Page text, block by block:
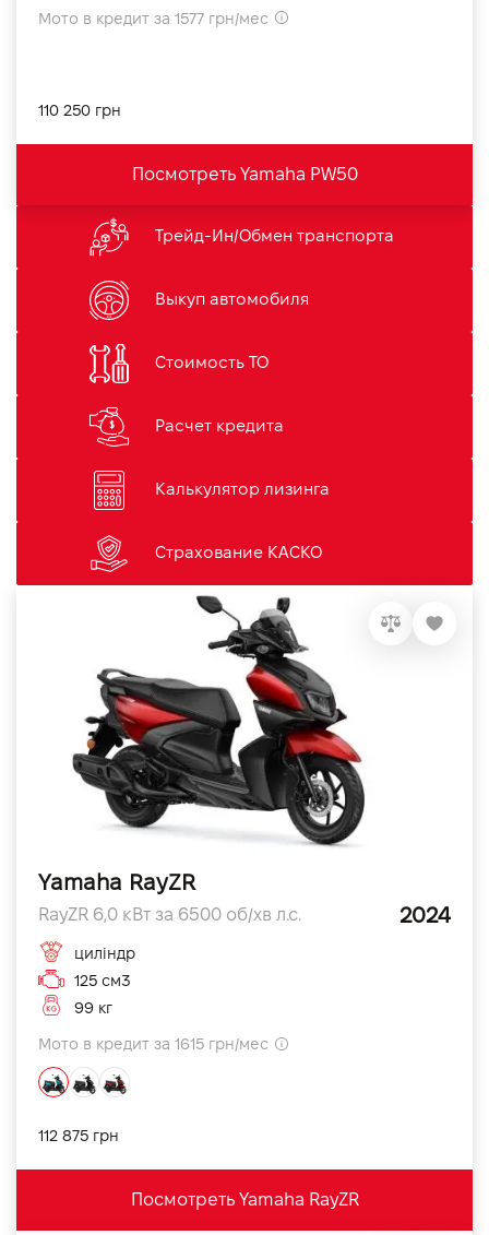
Мото в кредит за 1577 грн/мес
110 250 грн
Посмотреть Yamaha PW50
Трейд-Ин/Обмен транспорта
Выкуп автомобиля
Стоимость ТО
Расчет кредита
Калькулятор лизинга
Страхование КАСКО
Yamaha RayZR
RayZR 6,0 кВт за 6500 об/хв л.с. 2024
циліндр
125 см3
99 кг
Мото в кредит за 1615 грн/мес
112 875 грн
Посмотреть Yamaha RayZR